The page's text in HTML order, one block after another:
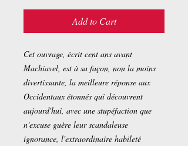
Add to Cart
Cet ouvrage, écrit cent ans avant
Machiavel, est à sa façon, non la moins
divertissante, la meilleure réponse aux
Occidentaux étonnés qui découvrent
aujourd'hui, avec une stupéfaction que
n'excuse guère leur scandaleuse
ignorance, l'extraordinaire habileté